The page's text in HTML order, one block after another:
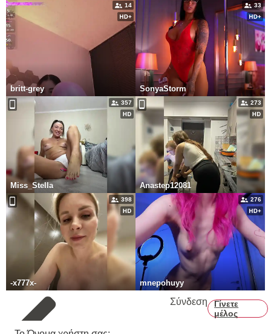
14
britt-grey
33
SonyaStorm
357
Miss_Stella
273
Anastep12081
398
-x777x-
276
mnepohuyy
Σύνδεση
Γίνετε
μέλος